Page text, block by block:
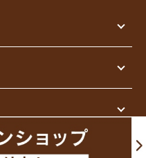
Rights Reserved.